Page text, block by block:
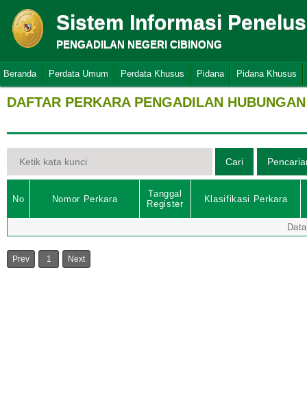
Sistem Informasi
PENGADILAN NEGERI CIBINONG
Beranda Perdata Umum Perdata Khusus Pidana Pidana Khusus
DAFTAR PERKARA PENGADILAN
No Nomor Perkara
Tanggal
Register
Klasifikasi Perkara
Prev 1 Next